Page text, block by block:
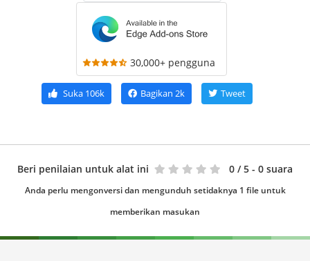
30,000+ pengguna
Suka106k Bagikan 2k Tweet
Beri penilaian untuk alat ini 0 / 5 - 0 suara
Anda perlu mengonversi dan mengunduh setidaknya 1 file untuk
memberikan masukan